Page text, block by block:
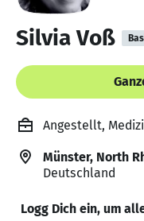
Silvia Voß
Angestellt,
Münster, North
Deutschland
Logg Dich ein, um